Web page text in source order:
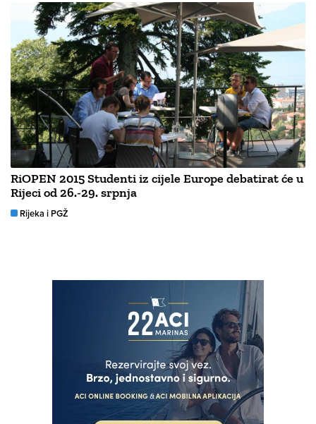
RiOPEN 2015 Studenti iz cijele Europe debatirat će u
Rijeci od 26.-29. srpnja
Rijeka i PGŽ
BIZARAN SLUČAJ U GRADIŠKI
Marko krenuo prema
Njemačkoj, kilometrima dalje
shvatio da u autu nema supruge
Hrvatska i svijet